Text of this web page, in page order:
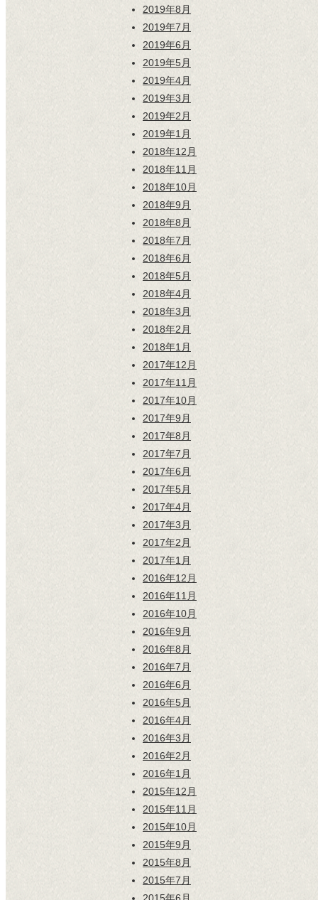
2019年8月
2019年7月
2019年6月
2019年5月
2019年4月
2019年3月
2019年2月
2019年1月
2018年12月
2018年11月
2018年10月
2018年9月
2018年8月
2018年7月
2018年6月
2018年5月
2018年4月
2018年3月
2018年2月
2018年1月
2017年12月
2017年11月
2017年10月
2017年9月
2017年8月
2017年7月
2017年6月
2017年5月
2017年4月
2017年3月
2017年2月
2017年1月
2016年12月
2016年11月
2016年10月
2016年9月
2016年8月
2016年7月
2016年6月
2016年5月
2016年4月
2016年3月
2016年2月
2016年1月
2015年12月
2015年11月
2015年10月
2015年9月
2015年8月
2015年7月